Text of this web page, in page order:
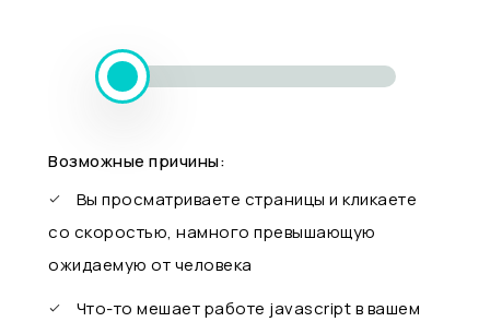
Возможные причины:
Вы просматриваете страницы и кликаете
со скоростью, намного превышающую
ожидаемую от человека
Что-то мешает работе javascript в вашем